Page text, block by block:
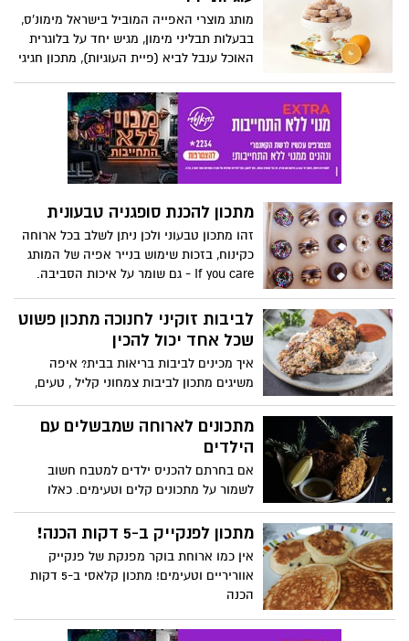
מותג מוצרי האפייה המוביל בישראל מימונ'ס,
בבעלות תבליני מימון, מגיש יחד על בלוגרית
האוכל ענבל לביא (פיית העוגיות), מתכון חגיגי
ומטריפות, ללא שמרים
מתכון להכנת סופגניה טבעונית
זהו מתכון טבעוני ולכן ניתן לשלב בכל ארוחה
כקינוח, בזכות שימוש בנייר אפיה של המותג
If you care - גם שומר על איכות הסביבה.
בכלור, נקי מכימיקלים המזיקים לאדם
ולסביבה. לנוחות השימוש, נשלף אחד אחד,
בעל ציפוי סיליקון טבעי, חומר הנמצא בשפע
בטבע ואינו רעיל. מצוין לאפייה ובישול ללא
צורך בשימון, ניתן לשימוש חוזר ומתאים
למיקרו ולתנור, ללא גלוטן, ניתן להשליך
לקומפוסט. המתכון באדיבות: ויגן יעל-
בלוגרית טבעונות וכושר
לביבות זוקיני לחנוכה מתכון פשוט
שכל אחד יכול להכין
איך מכינים לביבות בריאות בבית? איפה
משיגים מתכון לביבות צמחוני קליל , טעים,
בריא שיכול להוות ארוחה צמחונית בפני
עצמה או כתוספת מנת ירקות מוצלחת
במיוחד! לכבוד חג חנוכה אוסף מתכונים
מתכונים לארוחה שמבשלים עם
הילדים
אם בחרתם להכניס ילדים למטבח חשוב
לשמור על מתכונים קלים וטעימים. כאלו
שיאפשרו לכם להנות יחד מתהליך העשייה,
ויניבו תוצרים טעימים שהילדים ייהנו לאכול
לארוחה עם הילדים הם הדרך המושלמת
לחגוג עוד ערב של הדלקת נרות.
מתכון לפנקייק ב-5 דקות הכנה!
אין כמו ארוחת בוקר מפנקת של פנקייק
אווריריים וטעימים! מתכון קלאסי ב-5 דקות
הכנה